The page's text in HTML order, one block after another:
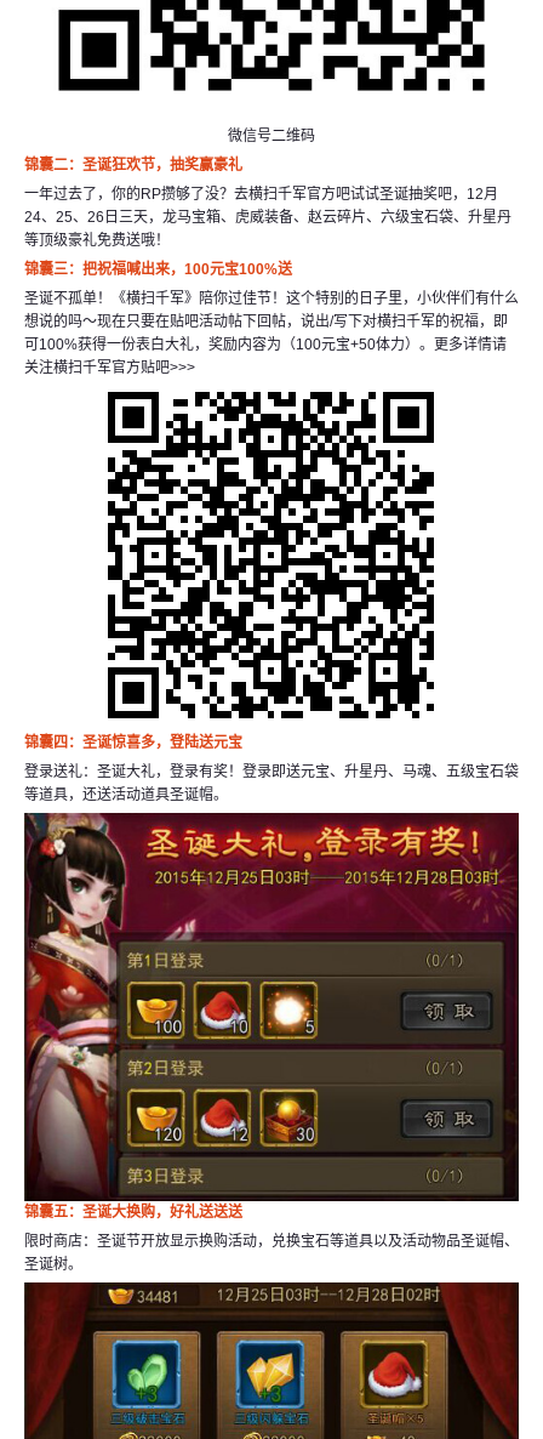
微信号二维码
锦囊二：圣诞狂欢节，抽奖赢豪礼
一年过去了，你的RP攒够了没？去横扫千军官方吧试试圣诞抽奖吧，12月
24、25、26日三天，龙马宝箱、虎威装备、赵云碎片、六级宝石袋、升星丹
等顶级豪礼免费送哦！
锦囊三：把祝福喊出来，100元宝100%送
圣诞不孤单！《横扫千军》陪你过佳节！这个特别的日子里，小伙伴们有什么
想说的吗～现在只要在贴吧活动帖下回帖，说出/写下对横扫千军的祝福，即
可100%获得一份表白大礼，奖励内容为（100元宝+50体力）。更多详情请
关注横扫千军官方贴吧>>>
锦囊四：圣诞惊喜多，登陆送元宝
登录送礼：圣诞大礼，登录有奖！登录即送元宝、升星丹、马魂、五级宝石袋
等道具，还送活动道具圣诞帽。
锦囊五：圣诞大换购，好礼送送送
限时商店：圣诞节开放显示换购活动，兑换宝石等道具以及活动物品圣诞帽、
圣诞树。